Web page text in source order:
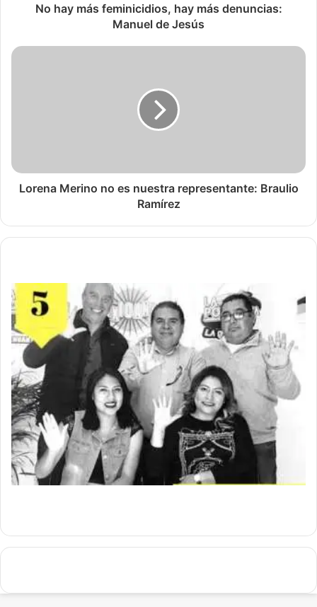
No hay más feminicidios, hay más denuncias:
Manuel de Jesús
Lorena Merino no es nuestra representante: Braulio
Ramírez